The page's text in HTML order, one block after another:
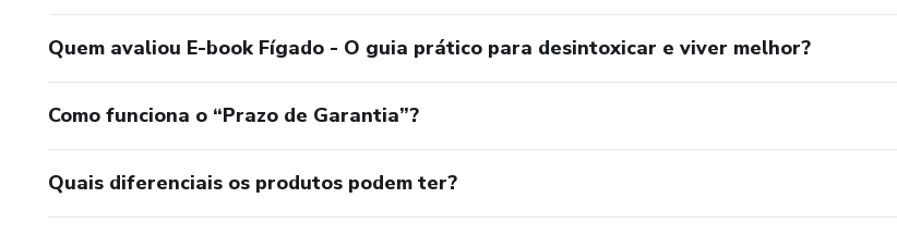
Quem avaliou E-book Fígado - O guia prático para desintoxicar e viver melhor?
Como funciona o “Prazo de Garantia”?
Quais diferenciais os produtos podem ter?